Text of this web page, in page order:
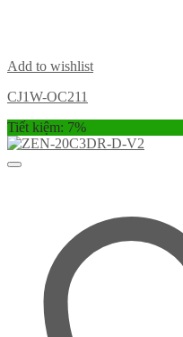
Add to wishlist
CJ1W-OC211
Tiết kiệm: 7%